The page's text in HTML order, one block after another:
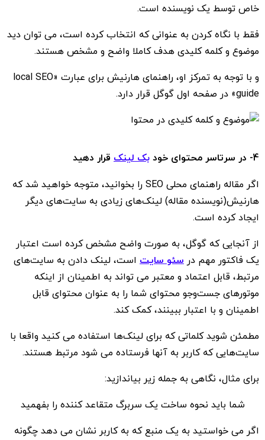
خاص توسط یک نویسنده است.
فقط با نگاه کردن به عنوانی که انتخاب کرده است، می توان دید
موضوع و کلمه کلیدی هدف کاملا واضح و مشخص هستند.
و با توجه به تمرکز او، راهنمای هارنیش برای عبارت «local SEO
guide» در صفحه اول گوگل قرار دارد.
4- در سرتاسر محتوای خود بک لینک قرار دهید
اگر مقاله راهنمای محلی SEO را بخوانید، متوجه خواهید شد که
هارنیش(نویسنده مقاله) لینک‌های زیادی به سایت‌های دیگر
ایجاد کرده است.
از آنجایی که گوگل، به صورت واضح مشخص کرده است اعتبار
یک فاکتور مهم در سئو سایت است، لینک دادن به سایت‌های
مرتبط، قابل اعتماد و معتبر می تواند به اطمینان از اینکه
موتورهای جست‌و‌جو محتوای شما را به عنوان محتوای قابل
اطمینان و با اعتبار ببینند، کمک کند.
مطمئن شوید کلماتی که برای لینک‌ها استفاده می کنید واقعا با
سایت‌هایی که کاربر به آنها فرستاده می شود مرتبط هستند.
برای مثال، نگاهی به جمله زیر بیاندازید:
شما باید نحوه ساخت یک سربرگ متقاعد کننده را بفهمید
اگر می خواستید به یک منبع که به کاربر نشان می دهد چگونه